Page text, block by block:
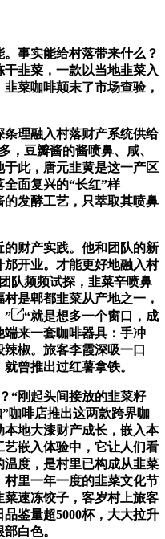
事实能给村落带来什么？
韭菜，一款以当地韭菜入
菜咖啡颠末了市场查验，
理融入村落财产系统供给
，豆瓣酱的酱喷鼻、咸、
此，唐元韭黄是这一产区
面复兴的“长红”样
发酵工艺，只萃取其喷鼻
财产实践。他和团队的新
开业。才能更好地融入村
队频频试探，韭菜辛喷鼻
是郫都韭菜从产地之一，
”
“就是想多一个窗口，成
端来一套咖啡器具：手冲
椒。旅客李霞深吸一口
曾推出过红薯拿铁。
刚起头间接放的韭菜籽
咖啡店推出这两款跨界咖
地大漆财产成长，嵌入本
嵌入体验中，它让人们看
度，是村里已构成从韭菜
里一年一度的韭菜文化节
速冻饺子，客岁村上旅客
鉴量超5000杯，大大拉升
白色。